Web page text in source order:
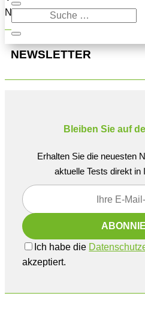
Navigation oben, um den Beitrag
NEWSLETTER
Bleiben Sie auf
Erhalten Sie die neuesten
aktuelle Tests direkt in
Ich habe die
akzeptiert.